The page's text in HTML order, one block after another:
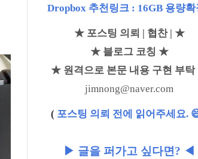
Dropbox 추천링크 : 16GB 용량확
★ 포스팅 의뢰 | 협찬 | ★
★ 블로그 코칭 ★
★ 원격으로 본문 내용 구현 부
jimnong@naver.com
( 포스팅 의뢰 전에 읽어주세요.
▶ 글을 퍼가고 싶다면? ◀